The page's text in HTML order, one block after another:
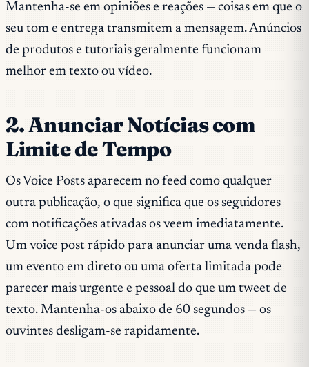
Mantenha-se em opiniões e reações — coisas em que o
seu tom e entrega transmitem a mensagem. Anúncios
de produtos e tutoriais geralmente funcionam
melhor em texto ou vídeo.
2. Anunciar Notícias com
Limite de Tempo
Os Voice Posts aparecem no feed como qualquer
outra publicação, o que significa que os seguidores
com notificações ativadas os veem imediatamente.
Um voice post rápido para anunciar uma venda flash,
um evento em direto ou uma oferta limitada pode
parecer mais urgente e pessoal do que um tweet de
texto. Mantenha-os abaixo de 60 segundos — os
ouvintes desligam-se rapidamente.